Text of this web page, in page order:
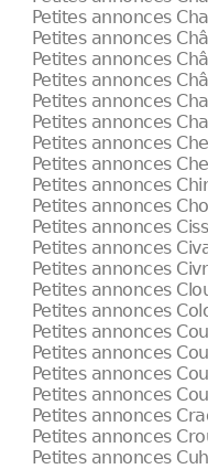
Petites annonces
Petites annonces
Petites annonces
Petites annonces
Petites annonces
Petites annonces
Petites annonces
Petites annonces
Petites annonces
Petites annonces
Petites annonces
Petites annonces
Petites annonces
Petites annonces
Petites annonces
Petites annonces
Petites annonces
Petites annonces
Petites annonces
Petites annonces
Petites annonces
Petites annonces